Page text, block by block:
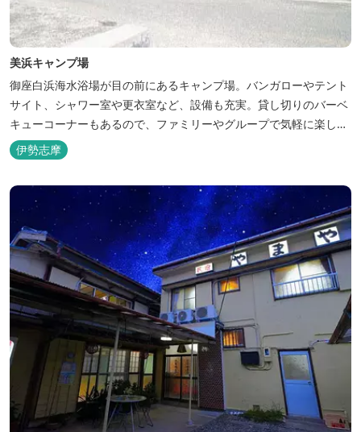
美浜キャンプ場
御座白浜海水浴場が目の前にあるキャンプ場。バンガローやテント
サイト、シャワー室や更衣室など、設備も充実。貸し切りのバーベ
キューコーナーもあるので、ファミリーやグループで気軽に楽しむ
ことができます。
伊勢志摩